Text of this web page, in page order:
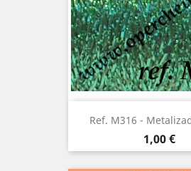
Ref. M316 -
Precio
1,00 €